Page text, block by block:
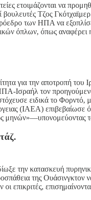
ετοιμάζονται να
βουλευτές Τζος
των ΗΠΑ να
όπλων, όπως αναφέρει
για την αποτροπή
Ισραήλ τον
στόχευσε ειδικά το
(ΙΑΕΑ) επιβεβαίωσε
την κατασκευή
της Ουάσινγκτον